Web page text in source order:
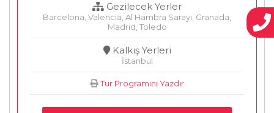
Gezilecek Yerler
Barcelona, Valencia, Al Hambra Sarayı, Granada,
Madrid, Toledo
Kalkış Yerleri
İstanbul
Tur Programını Yazdır